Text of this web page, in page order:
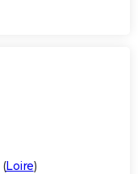
(Loire)